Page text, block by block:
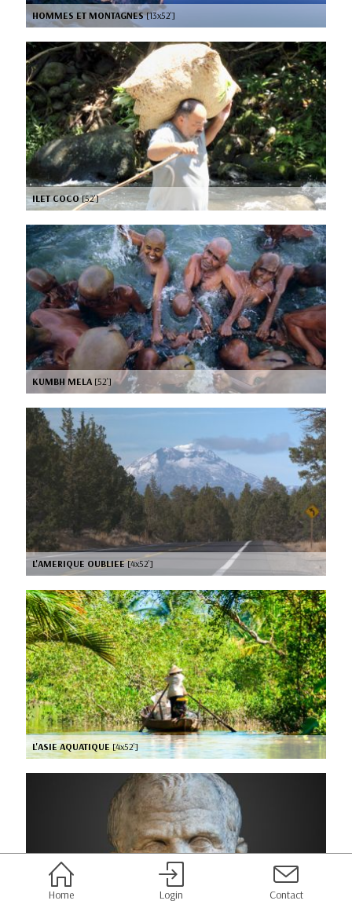
HOMMES ET MONTAGNES[13x52’]
ILET COCO[52’]
KUMBH MELA [52’]
L'AMERIQUE OUBLIEE[4x52’]
L'ASIE AQUATIQUE[4x52’]
Home Login Contact